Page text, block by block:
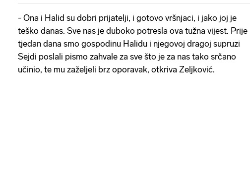
- Ona i Halid su dobri prijatelji, i gotovo vršnjaci, i jako joj je
teško danas. Sve nas je duboko potresla ova tužna vijest. Prije
tjedan dana smo gospodinu Halidu i njegovoj dragoj supruzi
Sejdi poslali pismo zahvale za sve što je za nas tako srčano
učinio, te mu zaželjeli brz oporavak, otkriva Zeljković.